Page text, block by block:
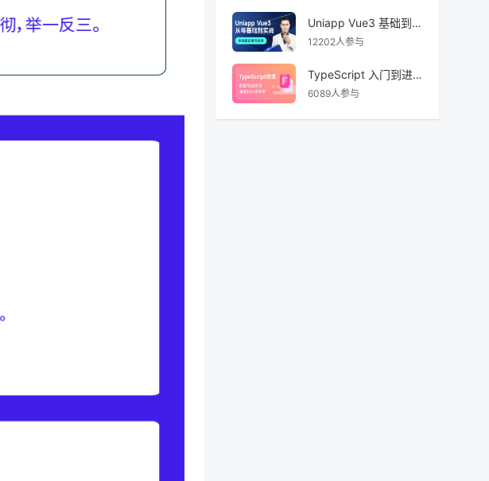
Uniapp Vue3 基础到实战
12202人参与
TypeScript 入门到进阶课程
6089人参与